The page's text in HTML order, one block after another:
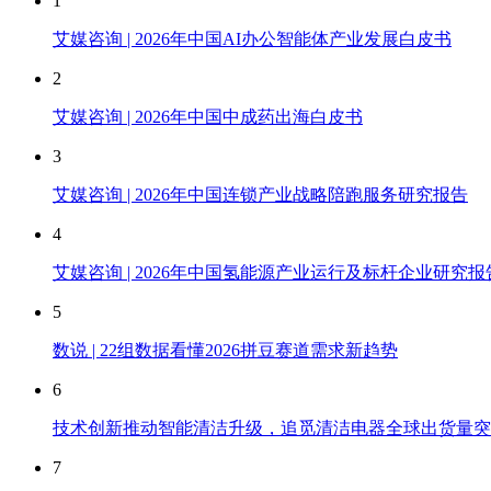
艾媒咨询 | 2026年中国AI办公智能体产业发展白皮书
2
艾媒咨询 | 2026年中国中成药出海白皮书
3
艾媒咨询 | 2026年中国连锁产业战略陪跑服务研究报告
4
艾媒咨询 | 2026年中国氢能源产业运行及标杆企业研究报
5
数说 | 22组数据看懂2026拼豆赛道需求新趋势
6
技术创新推动智能清洁升级，追觅清洁电器全球出货量突
7